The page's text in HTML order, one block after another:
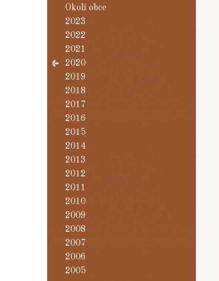
Okolí obce
2023
2022
2021
2020
2019
2018
2017
2016
2015
2014
2013
2012
2011
2010
2009
2008
2007
2006
2005